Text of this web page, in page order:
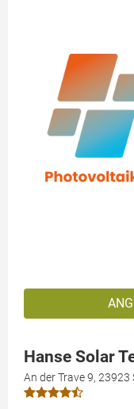
Hanse Solar
An der Trave 9, 23923